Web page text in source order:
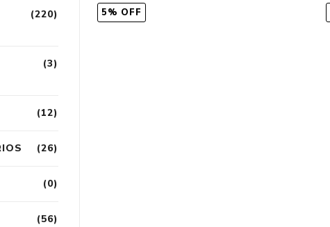
5% OFF
(220)
(3)
(12)
(26)
(0)
(56)